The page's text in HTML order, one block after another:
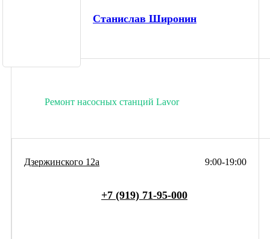
Станислав Широнин
Ремонт насосных станций Lavor
9:00-19:00
Дзержинского 12а
+7 (919) 71-95-000